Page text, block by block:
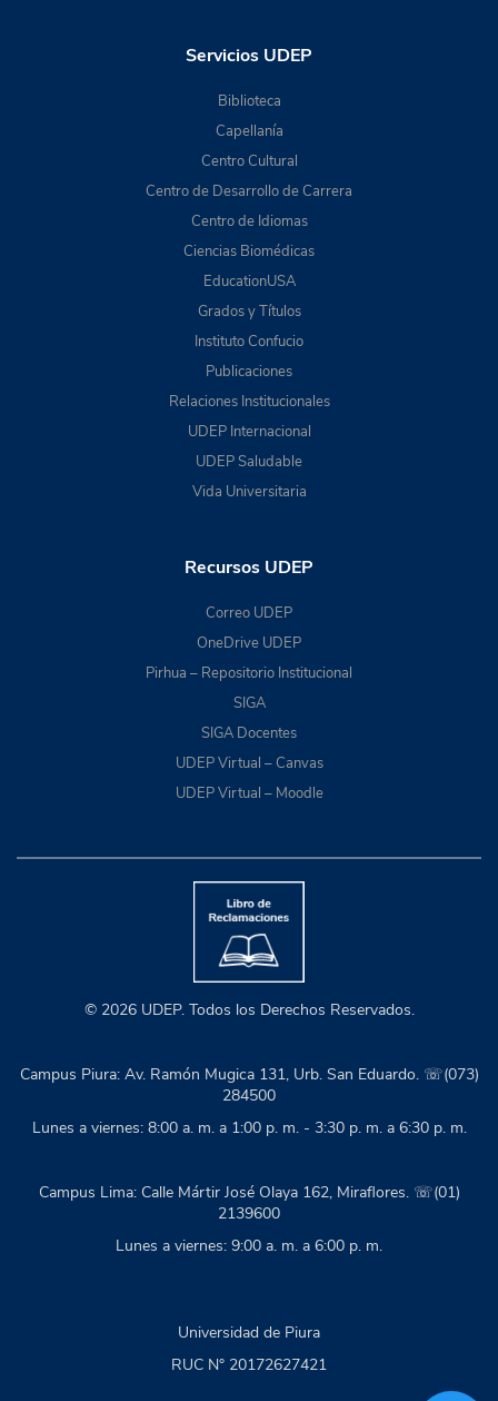
Servicios UDEP
Biblioteca
Capellanía
Centro Cultural
Centro de Desarrollo de Carrera
Centro de Idiomas
Ciencias Biomédicas
EducationUSA
Grados y Títulos
Instituto Confucio
Publicaciones
Relaciones Institucionales
UDEP Internacional
UDEP Saludable
Vida Universitaria
Recursos UDEP
Correo UDEP
OneDrive UDEP
Pirhua – Repositorio Institucional
SIGA
SIGA Docentes
UDEP Virtual – Canvas
UDEP Virtual – Moodle
© 2026 UDEP. Todos los Derechos Reservados.
Campus Piura: Av. Ramón Mugica 131, Urb. San Eduardo. ☏(073)
284500
Lunes a viernes: 8:00 a. m. a 1:00 p. m. - 3:30 p. m. a 6:30 p. m.
Campus Lima: Calle Mártir José Olaya 162, Miraflores. ☏(01)
2139600
Lunes a viernes: 9:00 a. m. a 6:00 p. m.
Universidad de Piura
RUC N° 20172627421